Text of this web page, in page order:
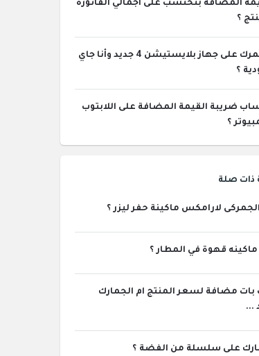
المضافة بتحتسب على اجمالي الفاتورة
؟
هل يوجد جمرك على جهاز بلايستيشن 4 جديد وأنا جاي
؟
ضريبة القيمة المضافة على اللابتوب
؟
ذات صلة
لارامكس ماكينة حفر ليزر ؟
قهوة في المطار ؟
بات مضافة لسعر المنتج ام الجمارك
...
على سلسلة من الفضة ؟